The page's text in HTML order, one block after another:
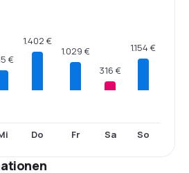
€
1.402 €
Do
1.029 €
Fr
316 €
Sa
1.154 €
So